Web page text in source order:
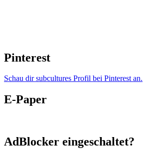
Pinterest
Schau dir subcultures Profil bei Pinterest an.
E-Paper
AdBlocker eingeschaltet?